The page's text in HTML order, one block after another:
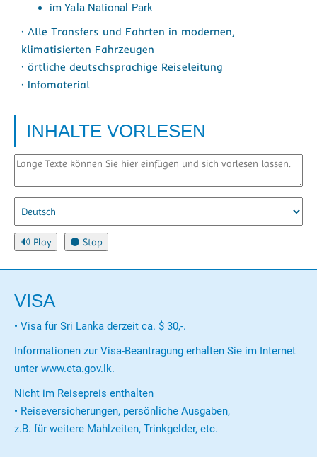
im Yala National Park
· Alle Transfers und Fahrten in modernen,
klimatisierten Fahrzeugen
· örtliche deutschsprachige Reiseleitung
· Infomaterial
INHALTE VORLESEN
VISA
• Visa für Sri Lanka derzeit ca. $ 30,-.
Informationen zur Visa-Beantragung erhalten Sie im Internet
unter www.eta.gov.lk.
Nicht im Reisepreis enthalten
• Reiseversicherungen, persönliche Ausgaben,
z.B. für weitere Mahlzeiten, Trinkgelder, etc.